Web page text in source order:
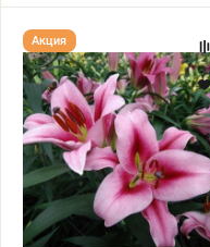
Лилия
"ДОЛЬЧЕ
ЭНД
ГАББАНА"
3
штуки
(размер
18/20)
Акция